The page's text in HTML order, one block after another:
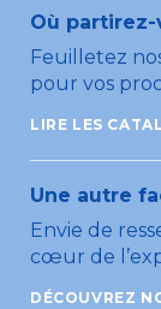
Où partirez-
Feuilletez
pour vos
LIRE LES
Une autre
Envie de
cœur de
DÉCOUVREZ